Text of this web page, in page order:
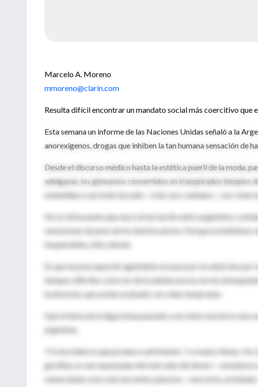
Marcelo A. Moreno
mmoreno@clarin.com
Resulta difícil encontrar un mandato social más coercitivo que
Esta semana un informe de las Naciones Unidas señaló a la
anorexígenos, drogas que inhiben la tan humana sensación de
Desde el discurso médico hasta la estética pueril de la moda,
adelgazar, los gimnasios convertidos en transpirados templos
extendida a casi todo bocado —más caro, siempre—, nos viven
No es infrecuente que una conversación entre argentinos
variaciones de peso de los interlocutores. Porque no
insuperables, kilos demás.
Es que la preocupación agobiante no pasa por la salud sino
tiempos difíciles como los de la adolescencia, nos ha
la anorexia, que ya han acabado con vidas tempranas.
Que el tema de la figura haya pasado a ser entre nosotros
argentina.
Y lo increíble es que produce sufrimiento. Y a manos llenas.
gorditas se ven expulsadas del mercado del deseo—
renunciando a los más inocentes placeres —una torta, un